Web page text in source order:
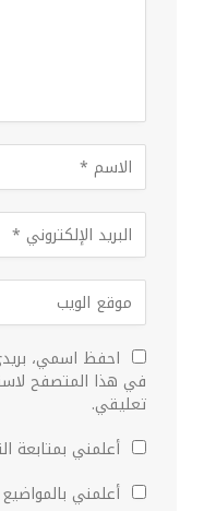
احفظ اسمي،
في هذا المتصفح
تعليقي.
أعلمني بمتابعة
أعلمني